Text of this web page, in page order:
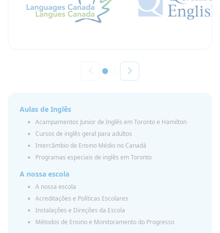
Aulas de Inglês
Acampamentos Junior de Inglês em Toronto e Hamilton
Cursos de inglês geral para adultos
Intercâmbio de Ensino Médio no Canadá
Programas especiais de inglês em Toronto
A nossa escola
A nossa escola
Acreditações e Políticas Escolares
Instalações e Direções da Escola
Métodos de Ensino e Monitoramento do Progresso